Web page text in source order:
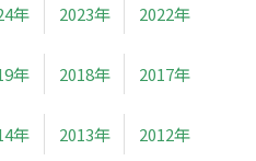
年 2023年 2022年
年 2018年 2017年
年 2013年 2012年